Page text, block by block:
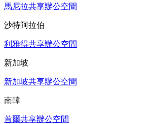
馬尼拉共享辦公空間
沙特阿拉伯
利雅得共享辦公空間
新加坡
新加坡共享辦公空間
南韓
首爾共享辦公空間